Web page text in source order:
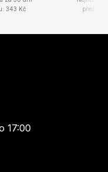
343 Kč
před
17:00